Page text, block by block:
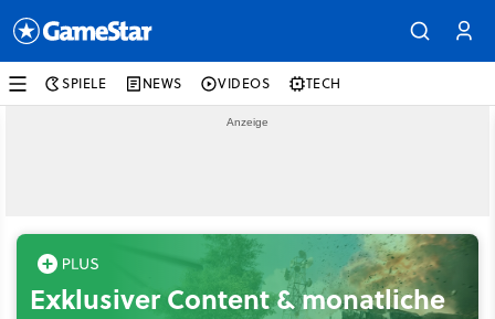
SPIELE NEWS VIDEOS TECH
Exklusiver Content & monatliche